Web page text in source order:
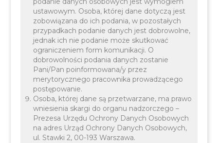
Spotkanie informacyjno-konsultacyjne
dedykowane jest podmiotom zainteresowanym
złożeniem wniosku w naborach w ramach PS WPR
2023-2027 dla interwencji I.13.1. – LEADER/Rozwój
Lokalny Kierowany przez Społeczność (RLKS),
zakres wsparcia1. Rozwój przedsiębiorczości, w
tym rozwój biogospodarki lub zielonej gospodarki
poprzez
ustawowym. Osoba, której dane dotyczą jest
zobowiązana do ich podania, w pozostałych
przypadkach podanie danych jest dobrowolne,
jednak ich nie podanie może skutkować
ograniczeniem form komunikacji. O
dobrowolności podania danych zostanie
Pani/Pan poinformowana/y przez
merytorycznego pracownika prowadzącego
postępowanie.
Osoba, której dane są przetwarzane, ma prawo
wniesienia skargi do organu nadzorczego –
Prezesa Urzędu Ochrony Danych Osobowych
na adres Urząd Ochrony Danych Osobowych,
ul. Stawki 2, 00-193 Warszawa.